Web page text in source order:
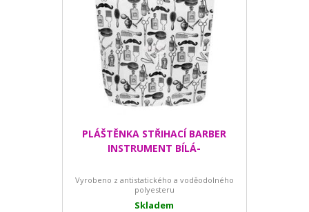
PLÁŠTĚNKA STŘIHACÍ BARBER
INSTRUMENT BÍLÁ-
Vyrobeno z antistatického a voděodolného
polyesteru
Skladem